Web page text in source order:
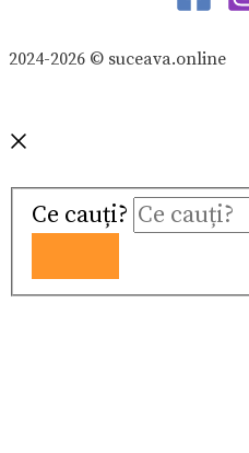
2024-2026 © suceava.online
Ce cauți?